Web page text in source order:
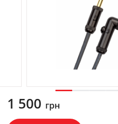
1 500 грн